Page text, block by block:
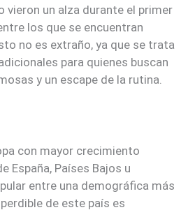
vieron un alza durante el primer
los que se encuentran
no es extraño, ya que se trata
para quienes buscan
y un escape de la rutina.
con mayor crecimiento
España, Países Bajos u
entre una demográfica más
de este país es